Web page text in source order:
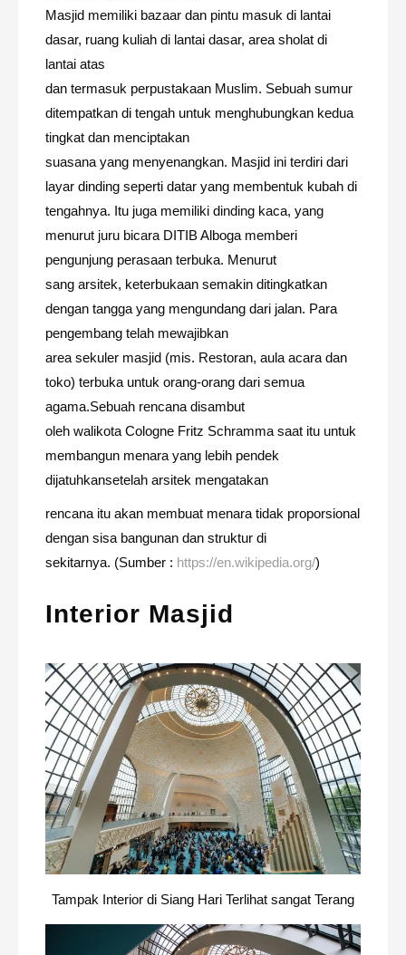
Masjid memiliki bazaar dan pintu masuk di lantai
dasar, ruang kuliah di lantai dasar, area sholat di
lantai atas
dan termasuk perpustakaan Muslim. Sebuah sumur
ditempatkan di tengah untuk menghubungkan kedua
tingkat dan menciptakan
suasana yang menyenangkan. Masjid ini terdiri dari
layar dinding seperti datar yang membentuk kubah di
tengahnya. Itu juga memiliki dinding kaca, yang
menurut juru bicara DITIB Alboga memberi
pengunjung perasaan terbuka. Menurut
sang arsitek, keterbukaan semakin ditingkatkan
dengan tangga yang mengundang dari jalan. Para
pengembang telah mewajibkan
area sekuler masjid (mis. Restoran, aula acara dan
toko) terbuka untuk orang-orang dari semua
agama.Sebuah rencana disambut
oleh walikota Cologne Fritz Schramma saat itu untuk
membangun menara yang lebih pendek
dijatuhkansetelah arsitek mengatakan
rencana itu akan membuat menara tidak proporsional
dengan sisa bangunan dan struktur di
sekitarnya. (Sumber : https://en.wikipedia.org/)
Interior Masjid
Tampak Interior di Siang Hari Terlihat sangat Terang